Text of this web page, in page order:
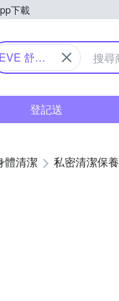
下載
購物中心
EVE 舒摩
登記送
體清潔 私密清潔保養